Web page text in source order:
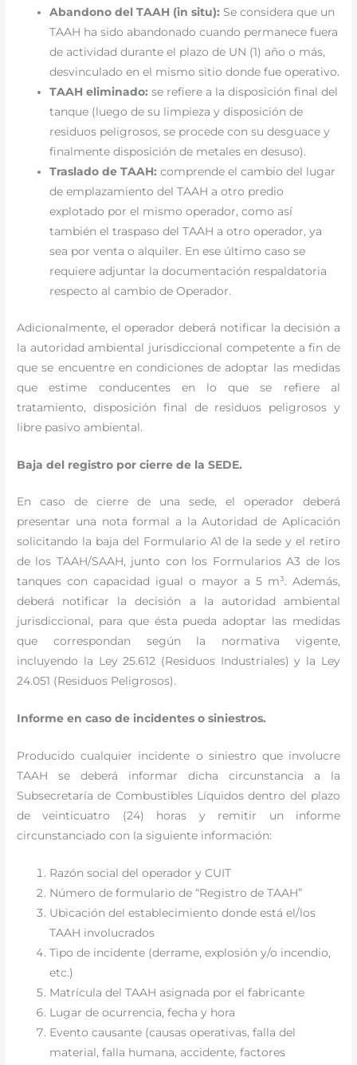
Abandono del TAAH (in situ): Se considera que un
TAAH ha sido abandonado cuando permanece fuera
de actividad durante el plazo de UN (1) año o más,
desvinculado en el mismo sitio donde fue operativo.
TAAH eliminado: se refiere a la disposición final del
tanque (luego de su limpieza y disposición de
residuos peligrosos, se procede con su desguace y
finalmente disposición de metales en desuso).
Traslado de TAAH: comprende el cambio del lugar
de emplazamiento del TAAH a otro predio
explotado por el mismo operador, como así
también el traspaso del TAAH a otro operador, ya
sea por venta o alquiler. En ese último caso se
requiere adjuntar la documentación respaldatoria
respecto al cambio de Operador.
Adicionalmente, el operador deberá notificar la decisión a
la autoridad ambiental jurisdiccional competente a fin de
que se encuentre en condiciones de adoptar las medidas
que estime conducentes en lo que se refiere al
tratamiento, disposición final de residuos peligrosos y
libre pasivo ambiental.
Baja del registro por cierre de la SEDE.
En caso de cierre de una sede, el operador deberá
presentar una nota formal a la Autoridad de Aplicación
solicitando la baja del Formulario A1 de la sede y el retiro
de los TAAH/SAAH, junto con los Formularios A3 de los
tanques con capacidad igual o mayor a 5 m³. Además,
deberá notificar la decisión a la autoridad ambiental
jurisdiccional, para que ésta pueda adoptar las medidas
que correspondan según la normativa vigente,
incluyendo la Ley 25.612 (Residuos Industriales) y la Ley
24.051 (Residuos Peligrosos).
Informe en caso de incidentes o siniestros.
Producido cualquier incidente o siniestro que involucre
TAAH se deberá informar dicha circunstancia a la
Subsecretaría de Combustibles Líquidos dentro del plazo
de veinticuatro (24) horas y remitir un informe
circunstanciado con la siguiente información:
Razón social del operador y CUIT
Número de formulario de “Registro de TAAH”
Ubicación del establecimiento donde está el/los
TAAH involucrados
Tipo de incidente (derrame, explosión y/o incendio,
etc.)
Matrícula del TAAH asignada por el fabricante
Lugar de ocurrencia, fecha y hora
Evento causante (causas operativas, falla del
material, falla humana, accidente, factores